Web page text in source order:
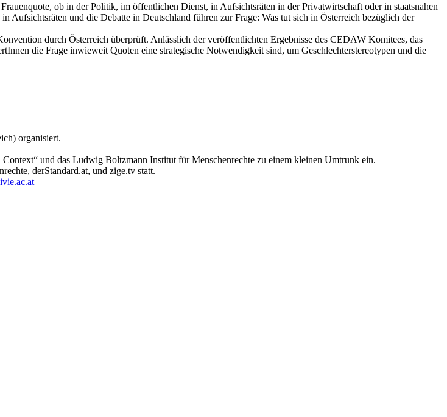
ob in der Politik, im öffentlichen Dienst, in Aufsichtsräten in der Privatwirtschaft oder in staatsnahen
Aufsichtsräten und die Debatte in Deutschland führen zur Frage: Was tut sich in Österreich bezüglich der
durch Österreich überprüft. Anlässlich der veröffentlichten Ergebnisse des CEDAW Komitees, das
die Frage inwieweit Quoten eine strategische Notwendigkeit sind, um Geschlechterstereotypen und die
organisiert.
und das Ludwig Boltzmann Institut für Menschenrechte zu einem kleinen Umtrunk ein.
derStandard.at, und zige.tv statt.